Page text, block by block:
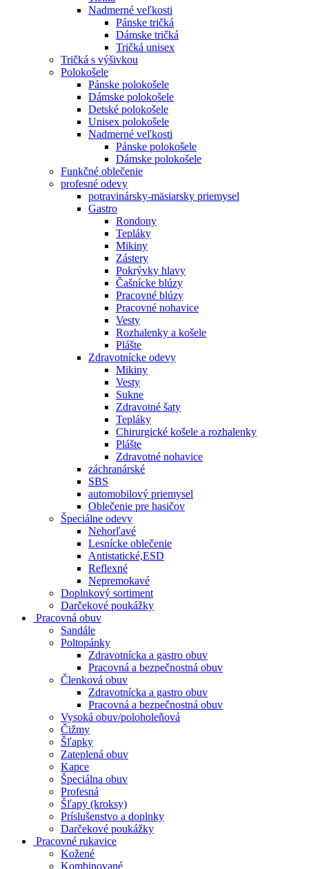
Nadmerné veľkosti
Pánske tričká
Dámske tričká
Tričká unisex
Tričká s výšivkou
Polokošele
Pánske polokošele
Dámske polokošele
Detské polokošele
Unisex polokošele
Nadmerné veľkosti
Pánske polokošele
Dámske polokošele
Funkčné oblečenie
profesné odevy
potravinársky-mäsiarsky priemysel
Gastro
Rondony
Tepláky
Mikiny
Zástery
Pokrývky hlavy
Čašnícke blúzy
Pracovné blúzy
Pracovné nohavice
Vesty
Rozhalenky a košele
Plášte
Zdravotnícke odevy
Mikiny
Vesty
Sukne
Zdravotné šaty
Tepláky
Chirurgické košele a rozhalenky
Plášte
Zdravotné nohavice
záchranárské
SBS
automobilový priemysel
Oblečenie pre hasičov
Špeciálne odevy
Nehorľavé
Lesnícke oblečenie
Antistatické,ESD
Reflexné
Nepremokavé
Doplnkový sortiment
Darčekové poukážky
Pracovná obuv
Sandále
Poltopánky
Zdravotnícka a gastro obuv
Pracovná a bezpečnostná obuv
Členková obuv
Zdravotnícka a gastro obuv
Pracovná a bezpečnostná obuv
Vysoká obuv/poloholeňová
Čižmy
Šľapky
Zateplená obuv
Kapce
Špeciálna obuv
Profesná
Šľapy (kroksy)
Príslušenstvo a doplnky
Darčekové poukážky
Pracovné rukavice
Kožené
Kombinované